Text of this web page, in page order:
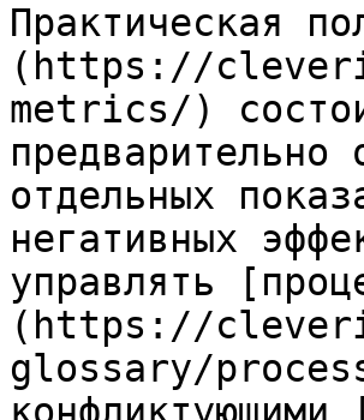
Практическая
(https://
metrics/)
предварительно
отдельных
негативных
управлять
(https://
glossary/